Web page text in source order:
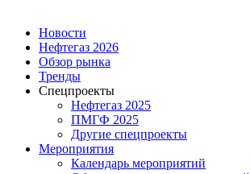
Новости
Нефтегаз 2026
Обзор рынка
Тренды
Спецпроекты
Нефтегаз 2025
ПМГФ 2025
Другие спецпроекты
Мероприятия
Календарь мероприятий